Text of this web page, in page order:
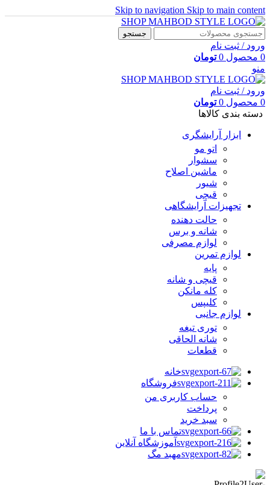
Skip to navigation Skip to main content
جستجو
ورود / ثبت نام
0 محصول 0 تومان
منو
ورود / ثبت نام
0 محصول 0 تومان
دسته بندی کالاها
ابزار آرایشگری
اتو مو
سشوار
ماشین اصلاح
شیور
قیچی
تجهیزات آرایشگاهی
حالت دهنده
شانه و برس
لوازم مصرفی
لوازم تمرین
پایه
قیچی و شانه
کله مانکن
کلیپس
لوازم جانبی
توری تیغه
شانه الحاقی
قطعات
خانه
فروشگاه
حساب کاربری من
پرداخت
سبد خرید
تماس با ما
آموزشگاه آنلاین
مهبد مگ